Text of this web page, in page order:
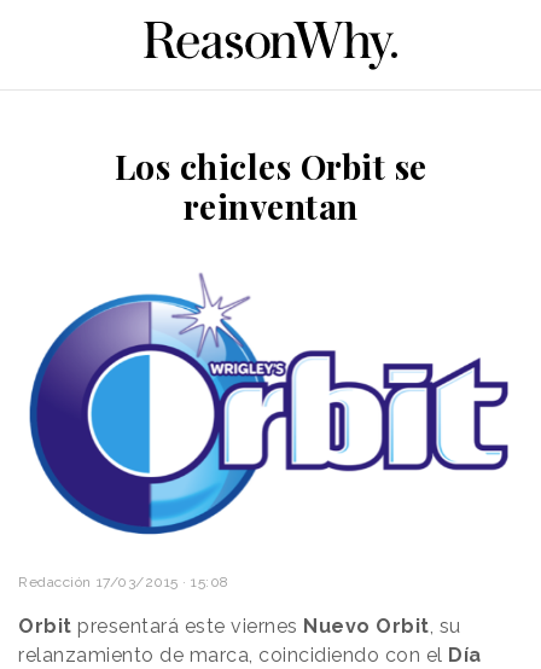
Los chicles Orbit se
reinventan
Redacción 17/03/2015 · 15:08
Orbit presentará este viernes Nuevo Orbit, su
relanzamiento de marca, coincidiendo con el Día